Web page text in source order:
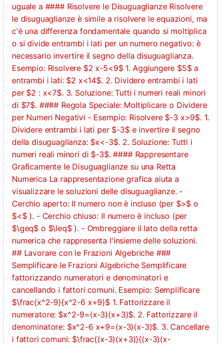
uguale a #### Risolvere le Disuguaglianze Risolvere
le disuguaglianze è simile a risolvere le equazioni, ma
c'è una differenza fondamentale quando si moltiplica
o si divide entrambi i lati per un numero negativo: è
necessario invertire il segno della disuguaglianza.
Esempio: Risolvere $2 x-5<9$ 1. Aggiungere $5$ a
entrambi i lati: $2 x<14$. 2. Dividere entrambi i lati
per $2 : x<7$. 3. Soluzione: Tutti i numeri reali minori
di $7$. #### Regola Speciale: Moltiplicare o Dividere
per Numeri Negativi - Esempio: Risolvere $-3 x>9$. 1.
Dividere entrambi i lati per $-3$ e invertire il segno
della disuguaglianza: $x<-3$. 2. Soluzione: Tutti i
numeri reali minori di $-3$. #### Rappresentare
Graficamente le Disuguaglianze su una Retta
Numerica La rappresentazione grafica aiuta a
visualizzare le soluzioni delle disuguaglianze. -
Cerchio aperto: Il numero non è incluso (per $>$ o
$<$ ). - Cerchio chiuso: Il numero è incluso (per
$\geq$ o $\leq$ ). - Ombreggiare il lato della retta
numerica che rappresenta l'insieme delle soluzioni.
## Lavorare con le Frazioni Algebriche ###
Semplificare le Frazioni Algebriche Semplificare
fattorizzando numeratori e denominatori e
cancellando i fattori comuni. Esempio: Semplificare
$\frac{x^2-9}{x^2-6 x+9}$ 1. Fattorizzare il
numeratore: $x^2-9=(x-3)(x+3)$. 2. Fattorizzare il
denominatore: $x^2-6 x+9=(x-3)(x-3)$. 3. Cancellare
i fattori comuni: $\frac{(x-3)(x+3)}{(x-3)(x-